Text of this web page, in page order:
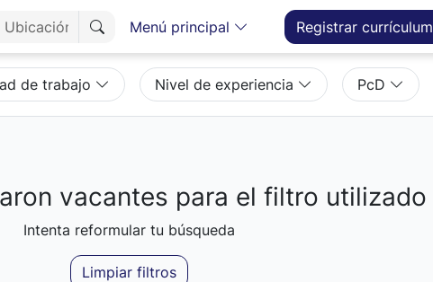
Menú principal Registrar currículum
de trabajo Nivel de experiencia PcD
vacantes para el filtro utilizado
Intenta reformular tu búsqueda
Limpiar filtros